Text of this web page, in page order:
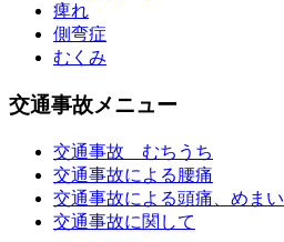
痺れ
側弯症
むくみ
交通事故メニュー
交通事故 むちうち
交通事故による腰痛
交通事故による頭痛、めまい
交通事故に関して